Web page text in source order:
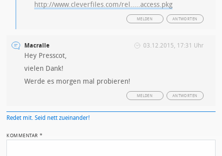
http://www.cleverfiles.com/rel.....access.pkg
ANTWORTEN
MELDEN
Macralle 03.12.2015, 17:31 Uhr
Hey Presscot,
vielen Dank!
Werde es morgen mal probieren!
ANTWORTEN
MELDEN
Redet mit. Seid nett zueinander!
KOMMENTAR*